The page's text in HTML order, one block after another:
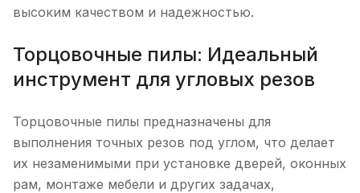
высоким качеством и надежностью.
Торцовочные пилы: Идеальный
инструмент для угловых резов
Торцовочные пилы предназначены для
выполнения точных резов под углом, что делает
их незаменимыми при установке дверей, оконных
рам, монтаже мебели и других задачах,